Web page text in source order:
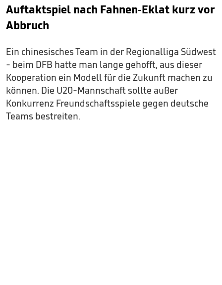
Auftaktspiel nach Fahnen-Eklat kurz vor
Abbruch
Ein chinesisches Team in der Regionalliga Südwest
- beim DFB hatte man lange gehofft, aus dieser
Kooperation ein Modell für die Zukunft machen zu
können. Die U20-Mannschaft sollte außer
Konkurrenz Freundschaftsspiele gegen deutsche
Teams bestreiten.